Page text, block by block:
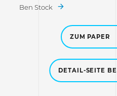
Ben Stock
ZUM PAPER
DETAIL-SEITE